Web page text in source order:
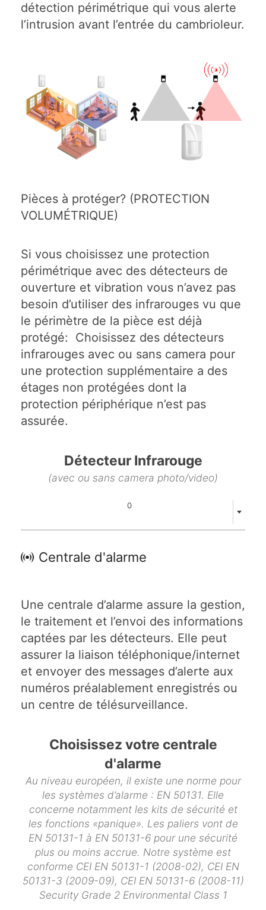
détection périmétrique qui vous alerte
l’intrusion avant l’entrée du cambrioleur.
Pièces à protéger? (PROTECTION
VOLUMÉTRIQUE)
Si vous choisissez une protection
périmétrique avec des détecteurs de
ouverture et vibration vous n’avez pas
besoin d’utiliser des infrarouges vu que
le périmètre de la pièce est déjà
protégé: Choisissez des détecteurs
infrarouges avec ou sans camera pour
une protection supplémentaire a des
étages non protégées dont la
protection périphérique n’est pas
assurée.
Détecteur Infrarouge
(avec ou sans camera photo/video)
0
Centrale d'alarme
Une centrale d’alarme assure la gestion,
le traitement et l’envoi des informations
captées par les détecteurs. Elle peut
assurer la liaison téléphonique/internet
et envoyer des messages d’alerte aux
numéros préalablement enregistrés ou
un centre de télésurveillance.
Choisissez votre centrale
d'alarme
Au niveau européen, il existe une norme pour
les systèmes d’alarme : EN 50131. Elle
concerne notamment les kits de sécurité et
les fonctions «panique». Les paliers vont de
EN 50131-1 à EN 50131-6 pour une sécurité
plus ou moins accrue. Notre système est
conforme CEI EN 50131-1 (2008-02), CEI EN
50131-3 (2009-09), CEI EN 50131-6 (2008-11)
Security Grade 2 Environmental Class 1